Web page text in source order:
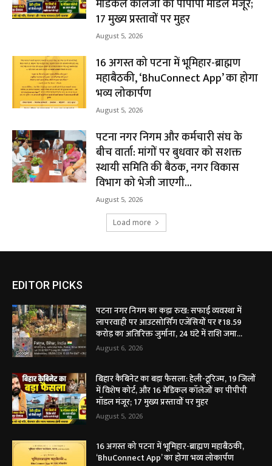
मेडिकल कॉलेजों का पीपीपी मॉडल मंजूर;
17 मुख्य प्रस्तावों पर मुहर
August 5, 2026
16 अगस्त को पटना में भूमिहार-ब्राह्मण
महाबैठकी, ‘BhuConnect App’ का होगा
भव्य लोकार्पण
August 5, 2026
पटना नगर निगम और कर्मचारी संघ के
बीच वार्ता: मांगों पर बुधवार को सशक्त
स्थायी समिति की बैठक, नगर विकास
विभाग को भेजी जाएगी...
August 5, 2026
Load more
EDITOR PICKS
पटना नगर निगम का कड़ा रुख: सफाई व्यवस्था में
लापरवाही पर आउटसोर्सिंग एजेंसियों पर ₹18.59
करोड़ का अतिरिक्त जुर्माना, 24 घंटे में राशि जमा...
August 6, 2026
बिहार कैबिनेट का बड़ा फैसला: हेली-टूरिज्म, 19 जिलों
में विशेष कोर्ट, और 16 मेडिकल कॉलेजों का पीपीपी
मॉडल मंजूर; 17 मुख्य प्रस्तावों पर मुहर
August 5, 2026
16 अगस्त को पटना में भूमिहार-ब्राह्मण महाबैठकी,
‘BhuConnect App’ का होगा भव्य लोकार्पण